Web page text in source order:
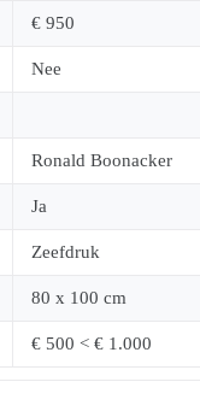
€ 950
Nee
Ronald Boonacker
Ja
Zeefdruk
80 x 100 cm
€ 500 < € 1.000